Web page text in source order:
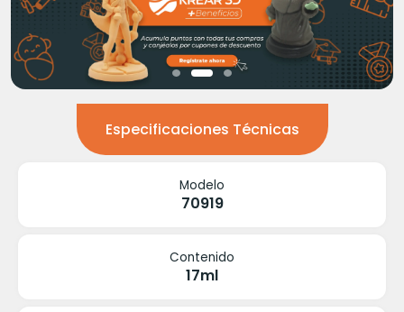
Especificaciones Técnicas
Modelo
70919
Contenido
17ml